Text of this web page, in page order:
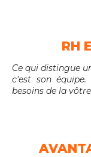
RH
Ce qui distingue
c'est son
besoins de la